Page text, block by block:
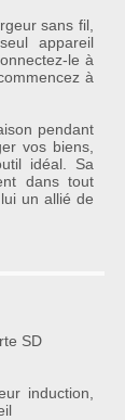
sans fil,
appareil
le à
à
pendant
vos biens,
idéal. Sa
dans tout
un allié de
SD
induction,